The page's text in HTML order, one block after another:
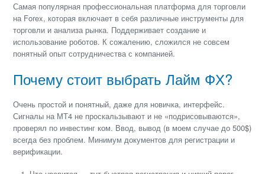
Самая популярная профессиональная платформа для торговли
на Forex, которая включает в себя различные инструменты для
торговли и анализа рынка. Поддерживает создание и
использование роботов. К сожалению, сложился не совсем
понятный опыт сотрудничества с компанией.
Почему стоит выбрать Лайм ФХ?
Очень простой и понятный, даже для новичка, интерфейс.
Сигналы на МТ4 не проскальзывают и не «подрисовываются»,
проверял по инвестинг ком. Ввод, вывод (в моем случае до 500$)
всегда без проблем. Минимум документов для регистрации и
верификации.